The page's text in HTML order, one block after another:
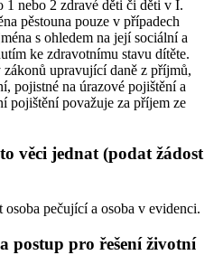
1 nebo 2 zdravé děti či děti v I.
pěstouna pouze v případech
s ohledem na její sociální a
ke zdravotnímu stavu dítěte.
zákonů upravující daně z příjmů,
pojistné na úrazové pojištění a
pojištění považuje za příjem ze
věci jednat (podat žádost
pečující a osoba v evidenci.
postup pro řešení životní